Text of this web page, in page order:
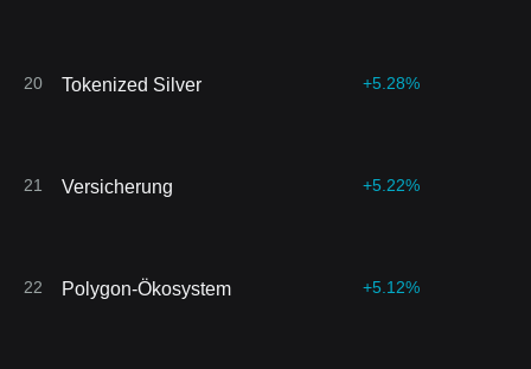
20 Tokenized Silver +5.28%
21 Versicherung +5.22%
22 Polygon-Ökosystem +5.12%